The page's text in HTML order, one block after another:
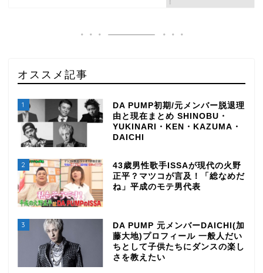
オススメ記事
1
DA PUMP初期/元メンバー脱退理
由と現在まとめ SHINOBU・
YUKINARI・KEN・KAZUMA・
DAICHI
2
43歳男性歌手ISSAが現代の火野
正平？マツコが言及！「総なめだ
ね」平成のモテ男代表
3
DA PUMP 元メンバーDAICHI(加
藤大地)プロフィール 一般人だい
ちとして子供たちにダンスの楽し
さを教えたい